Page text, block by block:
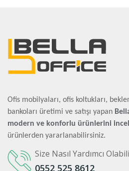
Ofis mobilyaları, ofis koltukları,
bankoları üretimi ve satışı yapan
modern ve konforlu ürünlerini
ürünlerden yararlanabilirsiniz.
Size Nasıl Yardımcı
0552 525 8612